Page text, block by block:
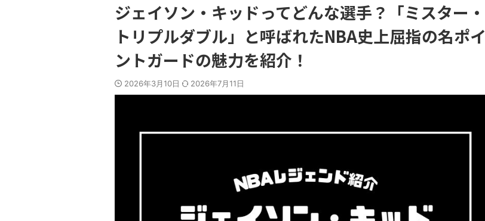
ジェイソン・キッドってどんな選手？「ミスター・
トリプルダブル」と呼ばれたNBA史上屈指の名ポイ
ントガードの魅力を紹介！
2026年3月10日 2026年7月11日